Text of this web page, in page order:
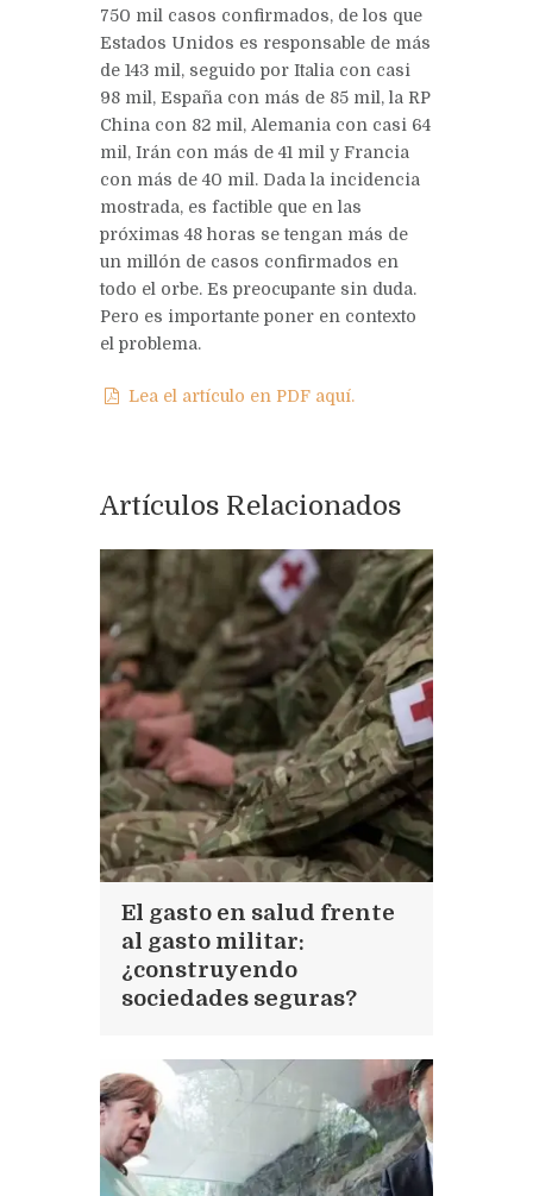
750 mil casos confirmados, de los que
Estados Unidos es responsable de más
de 143 mil, seguido por Italia con casi
98 mil, España con más de 85 mil, la RP
China con 82 mil, Alemania con casi 64
mil, Irán con más de 41 mil y Francia
con más de 40 mil. Dada la incidencia
mostrada, es factible que en las
próximas 48 horas se tengan más de
un millón de casos confirmados en
todo el orbe. Es preocupante sin duda.
Pero es importante poner en contexto
el problema.
Lea el artículo en PDF aquí.
Artículos Relacionados
El gasto en salud frente
al gasto militar:
¿construyendo
sociedades seguras?